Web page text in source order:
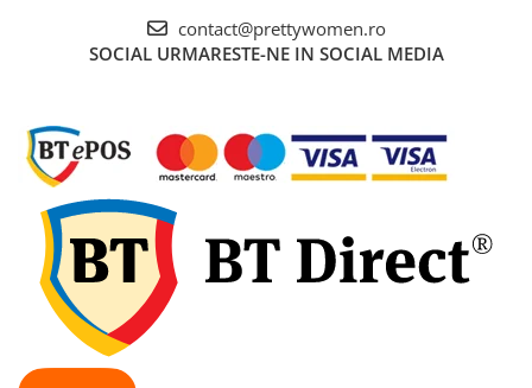
contact@prettywomen.ro
SOCIAL URMARESTE-NE IN SOCIAL MEDIA